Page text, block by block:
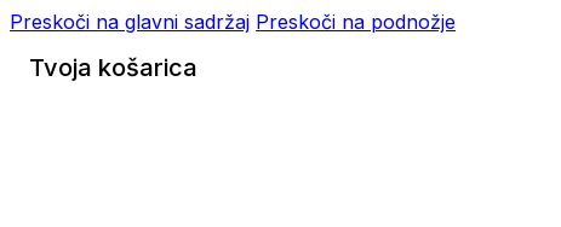
Preskoči na glavni sadržaj Preskoči na podnožje
Tvoja košarica